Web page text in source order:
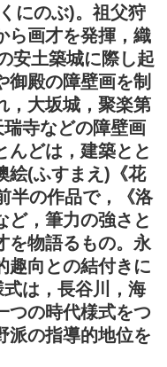
にのぶ)。祖父狩
ら画才を発揮，織
安土築城に際し起
御殿の障壁画を制
，大坂城，聚楽第
寺などの障壁画
んどは，建築とと
絵(ふすまえ)《花
半の作品で，《洛
ど，筆力の強さと
を物語るもの。永
趣向との結付きに
は，長谷川，海
つの時代様式をつ
派の指導的地位を